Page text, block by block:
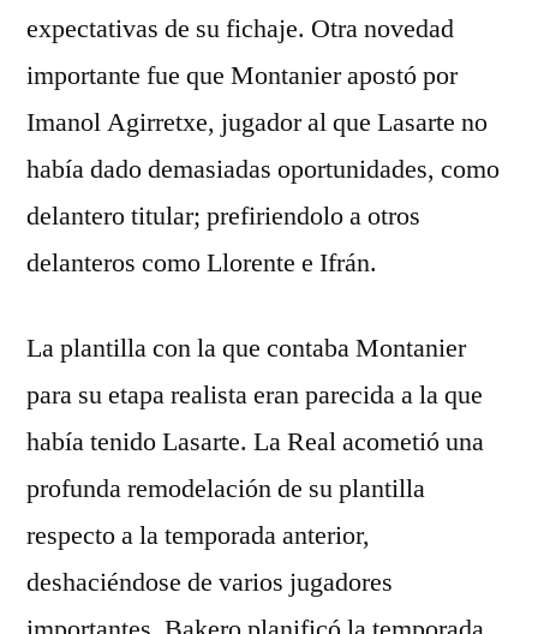
expectativas de su fichaje. Otra novedad
importante fue que Montanier apostó por
Imanol Agirretxe, jugador al que Lasarte no
había dado demasiadas oportunidades, como
delantero titular; prefiriendolo a otros
delanteros como Llorente e Ifrán.
La plantilla con la que contaba Montanier
para su etapa realista eran parecida a la que
había tenido Lasarte. La Real acometió una
profunda remodelación de su plantilla
respecto a la temporada anterior,
deshaciéndose de varios jugadores